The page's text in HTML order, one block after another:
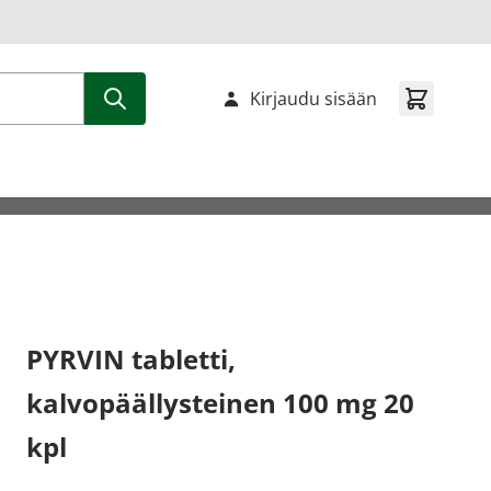
Kirjaudu sisään
PYRVIN tabletti,
kalvopäällysteinen 100 mg 20
kpl